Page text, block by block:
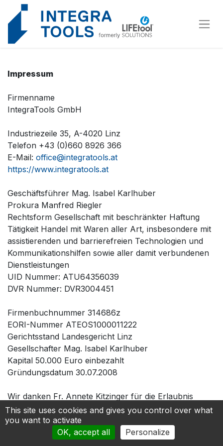
Impressum
Firmenname
IntegraTools GmbH
Industriezeile 35, A-4020 Linz
Telefon +43 (0)660 8926 366
E-Mail: office@integratools.at
https://www.integratools.at
Geschäftsführer Mag. Isabel Karlhuber
Prokura Manfred Riegler
Rechtsform Gesellschaft mit beschränkter Haftung
Tätigkeit Handel mit Waren aller Art, insbesondere mit
assistierenden und barrierefreien Technologien und
Kommunikationshilfen sowie aller damit verbundenen
Dienstleistungen
UID Nummer: ATU64356039
DVR Nummer: DVR3004451
Firmenbuchnummer 314686z
EORI-Nummer ATEOS1000011222
Gerichtsstand Landesgericht Linz
Gesellschafter Mag. Isabel Karlhuber
Kapital 50.000 Euro einbezahlt
Gründungsdatum 30.07.2008
Wir danken Fr. Annete Kitzinger für die Erlaubnis
METACOM Symbole auf dieser Seite nutzen zu
dürfen.
Cookies management panel
This site uses cookies and gives you control over what
you want to activate
OK, accept all
Personalize